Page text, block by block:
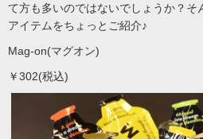
て方も多いのではないでしょうか？
アイテムをちょっとご紹介♪
Mag-on(マグオン)
￥302(税込)